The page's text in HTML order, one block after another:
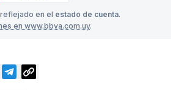
en el estado de cuenta.
en www.bbva.com.uy.